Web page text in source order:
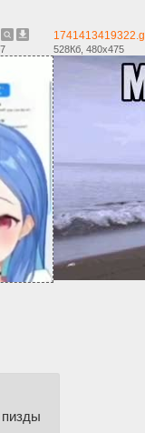
528Кб, 480x475
пизды